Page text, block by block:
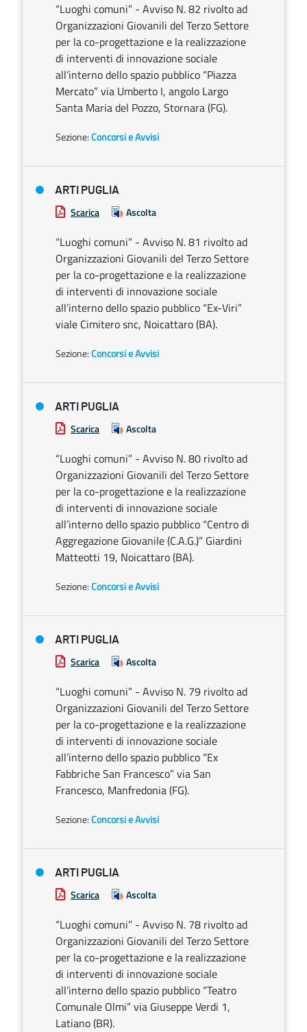
“Luoghi comuni” - Avviso N. 82 rivolto ad
Organizzazioni Giovanili del Terzo Settore
per la co-progettazione e la realizzazione
di interventi di innovazione sociale
all’interno dello spazio pubblico “Piazza
Mercato” via Umberto I, angolo Largo
Santa Maria del Pozzo, Stornara (FG).
Sezione:Concorsi e Avvisi
ARTI PUGLIA
Scarica Ascolta
“Luoghi comuni” - Avviso N. 81 rivolto ad
Organizzazioni Giovanili del Terzo Settore
per la co-progettazione e la realizzazione
di interventi di innovazione sociale
all’interno dello spazio pubblico “Ex-Viri”
viale Cimitero snc, Noicattaro (BA).
Sezione:Concorsi e Avvisi
ARTI PUGLIA
Scarica Ascolta
“Luoghi comuni” - Avviso N. 80 rivolto ad
Organizzazioni Giovanili del Terzo Settore
per la co-progettazione e la realizzazione
di interventi di innovazione sociale
all’interno dello spazio pubblico “Centro di
Aggregazione Giovanile (C.A.G.)” Giardini
Matteotti 19, Noicattaro (BA).
Sezione:Concorsi e Avvisi
ARTI PUGLIA
Scarica Ascolta
“Luoghi comuni” - Avviso N. 79 rivolto ad
Organizzazioni Giovanili del Terzo Settore
per la co-progettazione e la realizzazione
di interventi di innovazione sociale
all’interno dello spazio pubblico “Ex
Fabbriche San Francesco” via San
Francesco, Manfredonia (FG).
Sezione:Concorsi e Avvisi
ARTI PUGLIA
Scarica Ascolta
“Luoghi comuni” - Avviso N. 78 rivolto ad
Organizzazioni Giovanili del Terzo Settore
per la co-progettazione e la realizzazione
di interventi di innovazione sociale
all’interno dello spazio pubblico “Teatro
Comunale Olmi” via Giuseppe Verdi 1,
Latiano (BR).